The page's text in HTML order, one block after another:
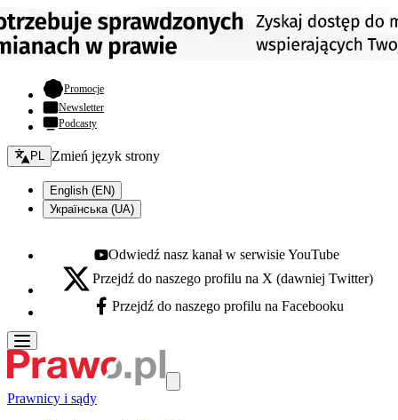
Promocje- otwiera się w nowej karcie
Newsletter
Podcasty
Zmień język - bieżący:
PL Zmień język strony
English (EN)
Українська (UA)
Youtube - otwiera się w nowej karcie
Odwiedź nasz kanał w serwisie YouTube
X - otwiera się w nowej karcie
Przejdź do naszego profilu na X (dawniej Twitter)
Facebook - otwiera się w nowej karcie
Przejdź do naszego profilu na Facebooku
Prawnicy i sądy